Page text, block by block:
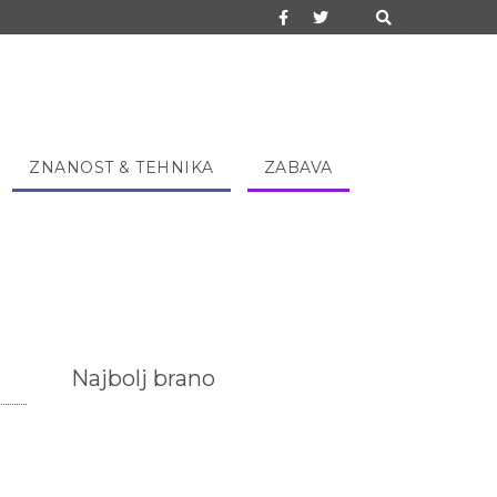
ZNANOST & TEHNIKA ZABAVA
Najbolj brano